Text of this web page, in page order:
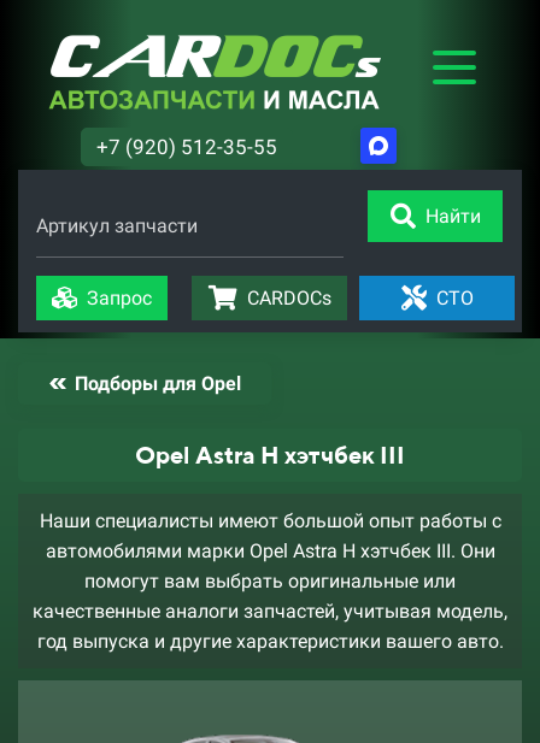
+7 (920) 512-35-55
Артикул запчасти Найти
Запрос CARDOCs СТО
Подборы для Opel
Opel Astra H хэтчбек III
Наши специалисты имеют большой опыт работы с
автомобилями марки Opel Astra H хэтчбек III. Они
помогут вам выбрать оригинальные или
качественные аналоги запчастей, учитывая модель,
год выпуска и другие характеристики вашего авто.